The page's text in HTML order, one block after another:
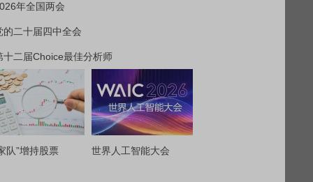
年全国两会
的二十届四中全会
十二届Choice最佳分析师
队”增持股票 世界人工智能大会